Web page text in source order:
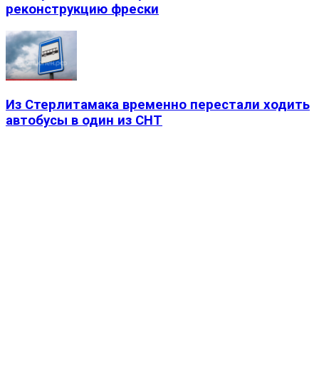
реконструкцию фрески
Из Стерлитамака временно перестали ходить
автобусы в один из СНТ